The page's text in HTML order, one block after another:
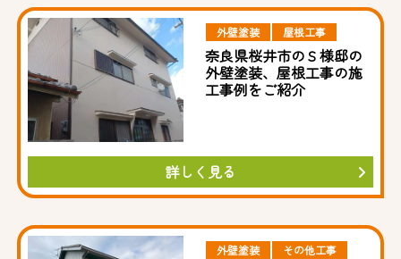
外壁塗装 屋根工事
奈良県桜井市のＳ様邸の
外壁塗装、屋根工事の施
工事例をご紹介
詳しく見る
外壁塗装 その他工事